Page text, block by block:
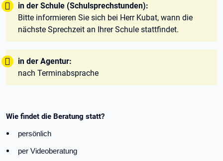
Tipp:
in der Schule (Schulsprechstunden):
Bitte informieren Sie sich bei Herr Kubat, wann die
nächste Sprechzeit an Ihrer Schule stattfindet.
Tipp:
in der Agentur:
nach Terminabsprache
Wie findet die Beratung statt?
persönlich
per Videoberatung